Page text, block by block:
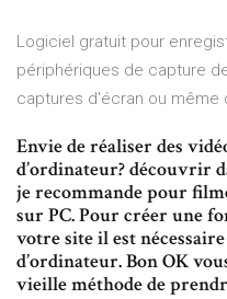
Logiciel gratuit pour
périphériques de capture
captures d'écran ou même
Envie de réaliser des
d’ordinateur? découvrir
je recommande pour
sur PC. Pour créer une
votre site il est
d’ordinateur. Bon OK
vieille méthode de